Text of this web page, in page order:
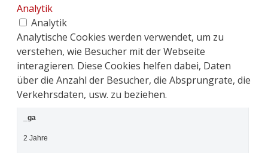
Analytik
Analytik
Analytische Cookies werden verwendet, um zu
verstehen, wie Besucher mit der Webseite
interagieren. Diese Cookies helfen dabei, Daten
über die Anzahl der Besucher, die Absprungrate, die
Verkehrsdaten, usw. zu beziehen.
_ga
2 Jahre